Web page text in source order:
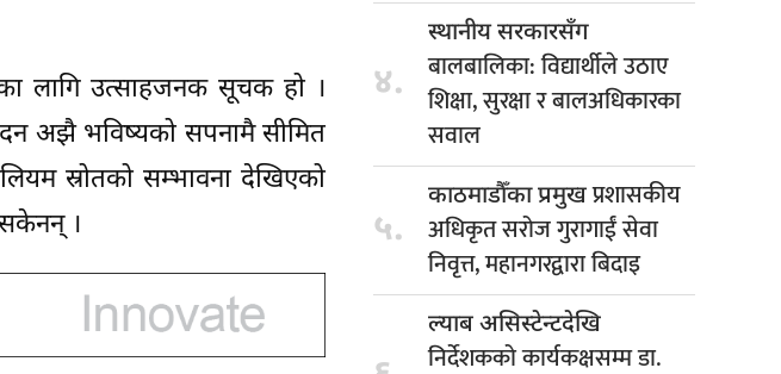
लागि उत्साहजनक सूचक हो ।
अझै भविष्यको सपनामै सीमित
स्रोतको सम्भावना देखिएको
सकेनन् ।
४.
स्थानीय सरकारसँग
बालबालिका: विद्यार्थीले उठाए
शिक्षा, सुरक्षा र बालअधिकारका
सवाल
५.
काठमाडौँका प्रमुखप्रशासकीय
अधिकृत सरोज गुरागाईं सेवा
निवृत्त, महानगरद्वारा बिदाइ
ल्याब असिस्टेन्टदेखि
निर्देशकको कार्यकक्षसम्म डा.